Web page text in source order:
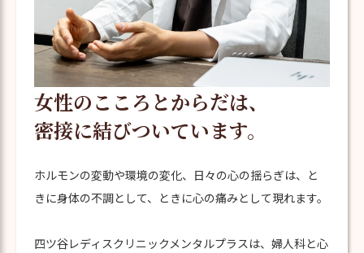
女性のこころとからだは、
密接に結びついています。
ホルモンの変動や環境の変化、日々の心の揺らぎは、と
きに身体の不調として、ときに心の痛みとして現れます。
四ツ谷レディスクリニックメンタルプラスは、婦人科と心